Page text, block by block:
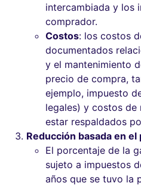
intercambiada y los
comprador.
Costos: los costos
documentados
y el mantenimiento
precio de compra,
ejemplo, impuesto
legales) y costos de
estar respaldados
Reducción basada en
El porcentaje de la
sujeto a impuestos
años que se tuvo la